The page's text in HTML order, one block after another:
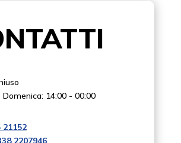
14:00 - 00:00
21152
2207946